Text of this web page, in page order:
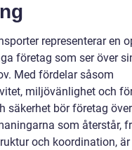
representerar en
företag som ser över
Med fördelar såsom
miljövänlighet och
säkerhet bör företag
som återstår,
och koordination,